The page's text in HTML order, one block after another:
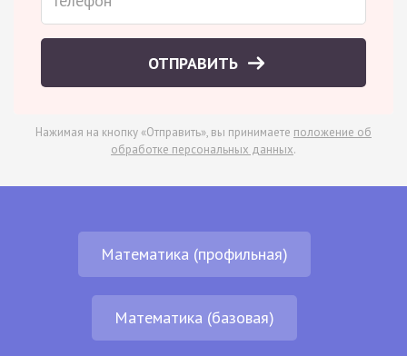
ОТПРАВИТЬ
Нажимая на кнопку «Отправить», вы принимаете положение об
обработке персональных данных.
Математика (профильная)
Математика (базовая)